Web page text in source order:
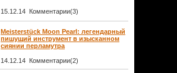
15.12.14 Комментарии(3)
Meisterstück Moon Pearl: легендарный
пишущий инструмент в изысканном
сиянии перламутра
14.12.14 Комментарии(2)